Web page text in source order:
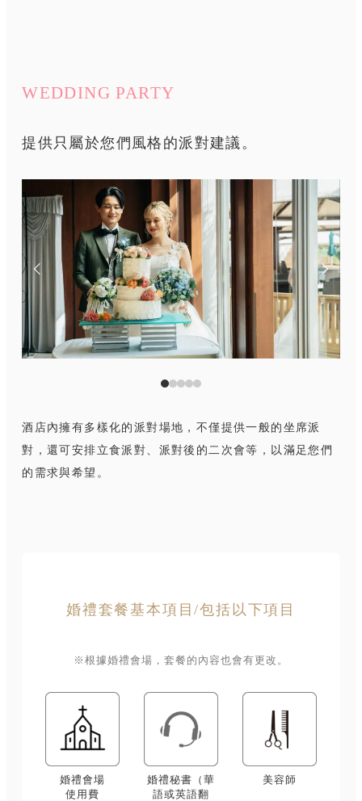
WEDDING PARTY
提供只屬於您們風格的派對建議。
酒店內擁有多樣化的派對場地，不僅提供一般的坐席派
對，還可安排立食派對、派對後的二次會等，以滿足您們
的需求與希望。
婚禮套餐基本項目/包括以下項目
※根據婚禮會場，套餐的內容也會有更改。
婚禮會場
使用費
婚禮秘書（華
語或英語翻
美容師